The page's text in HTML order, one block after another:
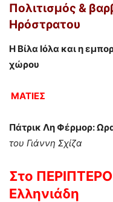
Πολιτισμός &
Ηρόστρατου
Η Βίλα Ιόλα και η
χώρου
ΜΑΤΙΕΣ
Πάτρικ Λη Φέρμορ:
του Γιάννη Σχίζα
Στο
Ελληνιάδη